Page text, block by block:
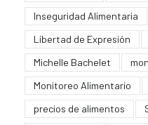
Inseguridad Alimentaria
Libertad de Expresión
Michelle Bachelet
Monitoreo Alimentario
precios de alimentos